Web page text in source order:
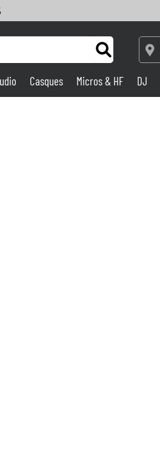
Casques Micros & HF DJ